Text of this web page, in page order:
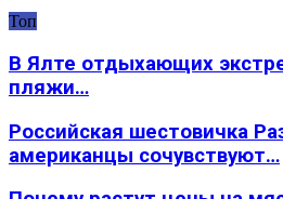
Топ
В Ялте отдыхающих
пляжи…
Российская шестовичка
американцы сочувствуют…